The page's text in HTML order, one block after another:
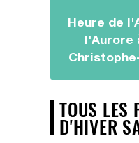
Heure de
l'Aurore
TOUS LES
D'HIVER